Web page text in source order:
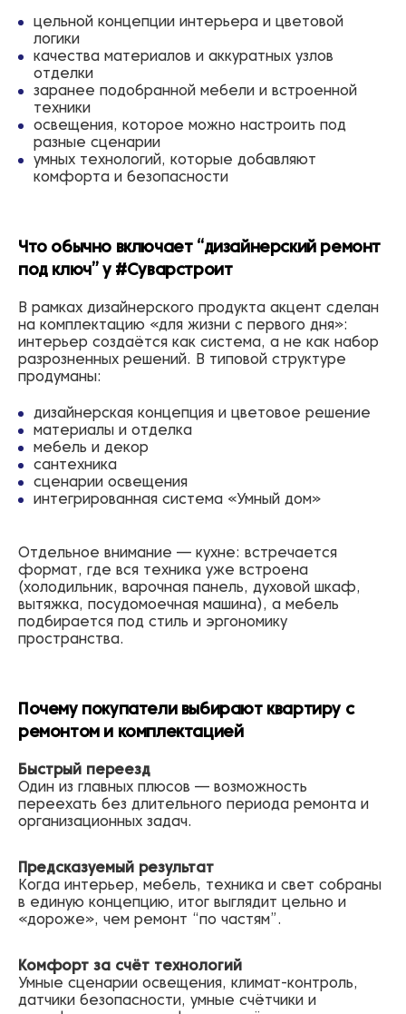
цельной концепции интерьера и цветовой
логики
качества материалов и аккуратных узлов
отделки
заранее подобранной мебели и встроенной
техники
освещения, которое можно настроить под
разные сценарии
умных технологий, которые добавляют
комфорта и безопасности
Что обычно включает “дизайнерский ремонт
под ключ” у #Суварстроит
В рамках дизайнерского продукта акцент сделан
на комплектацию «для жизни с первого дня»:
интерьер создаётся как система, а не как набор
разрозненных решений. В типовой структуре
продуманы:
дизайнерская концепция и цветовое решение
материалы и отделка
мебель и декор
сантехника
сценарии освещения
интегрированная система «Умный дом»
Отдельное внимание — кухне: встречается
формат, где вся техника уже встроена
(холодильник, варочная панель, духовой шкаф,
вытяжка, посудомоечная машина), а мебель
подбирается под стиль и эргономику
пространства.
Почему покупатели выбирают квартиру с
ремонтом и комплектацией
Быстрый переезд
Один из главных плюсов — возможность
переехать без длительного периода ремонта и
организационных задач.
Предсказуемый результат
Когда интерьер, мебель, техника и свет собраны
в единую концепцию, итог выглядит цельно и
«дороже», чем ремонт “по частям”.
Комфорт за счёт технологий
Умные сценарии освещения, климат-контроль,
датчики безопасности, умные счётчики и